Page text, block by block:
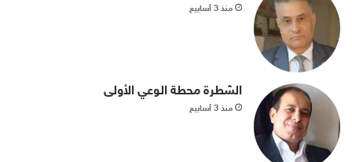
منذ 3 أسابيع
الشطرة محطة الوعي الأولى
منذ 3 أسابيع